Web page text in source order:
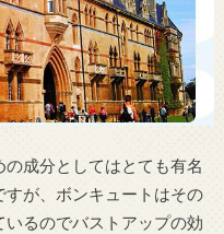
成分としてはとても有名
が、ボンキュートはその
いるのでバストアップの効